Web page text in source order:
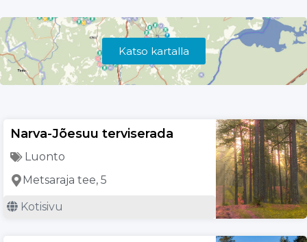
Katso kartalla
Narva-Jõesuu terviserada
Luonto
Metsaraja tee, 5
Kotisivu